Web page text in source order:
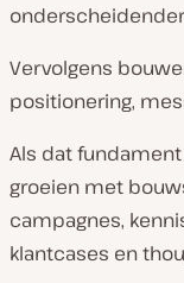
Vervolgens
positionering,
Als dat
groeien met
campagnes,
klantcases en